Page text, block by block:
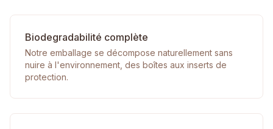
Biodegradabilité complète
Notre emballage se décompose naturellement sans
nuire à l'environnement, des boîtes aux inserts de
protection.